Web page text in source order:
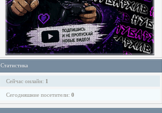
Статистика
Сейчас онлайн: 1
Сегодняшние посетители: 0